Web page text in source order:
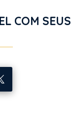
COM SEUS